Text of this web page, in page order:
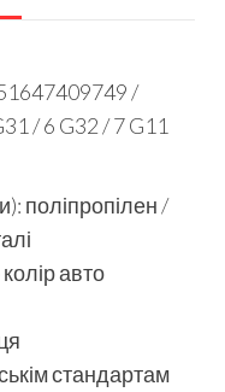
/
/ 6 G32 / 7 G11
поліпропілен /
авто
стандартам